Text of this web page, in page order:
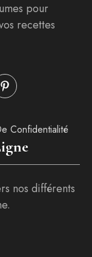
pour
recettes
Confidentialité
nos différents